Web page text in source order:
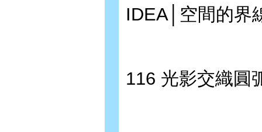
IDEA│空間的界
116 光影交織圓